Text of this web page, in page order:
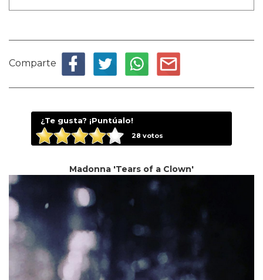
Comparte
¿Te gusta? ¡Puntúalo!
28 votos
Madonna 'Tears of a Clown'